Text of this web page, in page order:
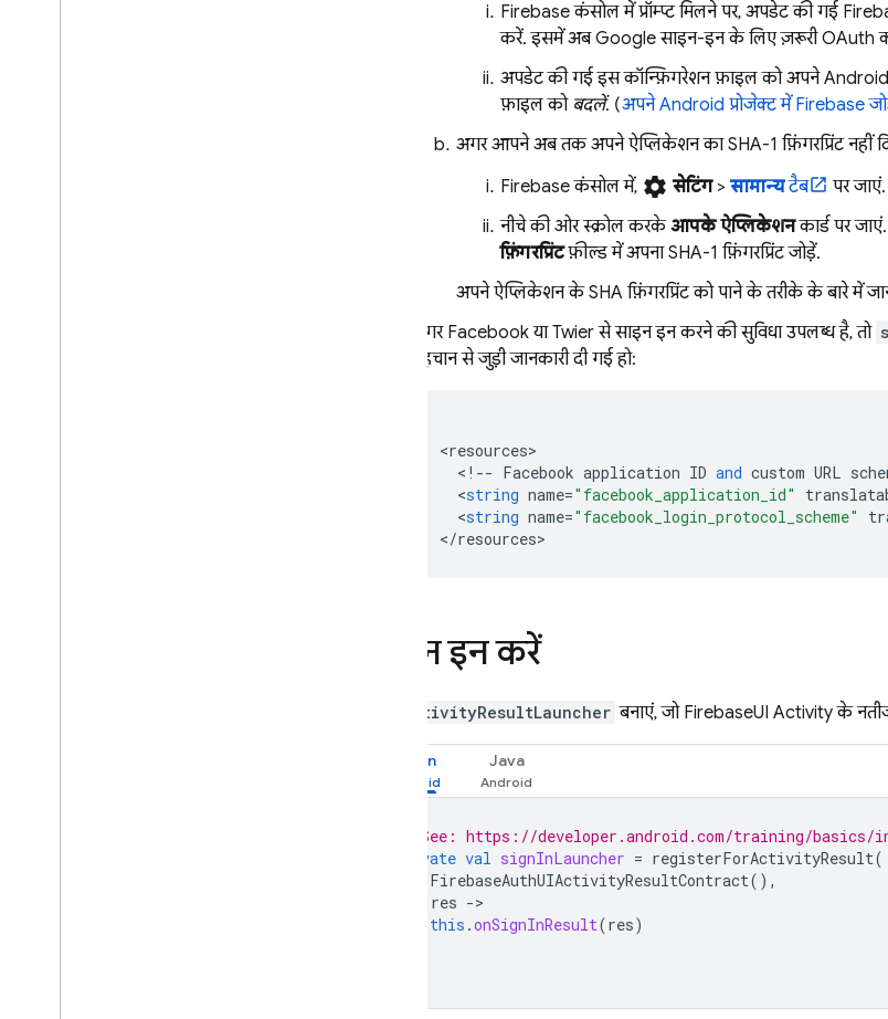
Firebaseकंसोल में प्रॉम्प्ट मिलने पर, अपडेट की गई
करें. इसमें अब Google साइन-इन के लिए ज़रूरी OAuth
अपडेट की गई इस कॉन्फ़िगरेशन फ़ाइल को अपने Android
फ़ाइल को बदलें. (अपने Android प्रोजेक्ट में Firebase
अगर आपने अब तक अपने ऐप्लिकेशन का SHA-1 फ़िंगरप्रिंट नहीं
Firebaseकंसोल में, settings सेटिंग> सामान्यटैब
पर जाएं.
नीचे की ओर स्क्रोल करकेआपके ऐप्लिकेशनकार्ड पर
फ़िंगरप्रिंटफ़ील्ड में अपना SHA-1 फ़िंगरप्रिंट जोड़ें.
अपने ऐप्लिकेशन के SHA फ़िंगरप्रिंट को पाने के तरीके के बारे में
अगर Facebook या Twitter से साइन इन करने की सुविधा उपलब्ध है, तो
पहचान से जुड़ी जानकारी दी गई हो:
<resources>
< !-- Facebook application ID and custom URL
<string name="facebook_application_id"
<string name="facebook_login_protocol_scheme"
</resources>
साइन इन करें
ActivityResultLauncher बनाएं, जो FirebaseUI Activity के
Kotlin Java
// See: https://developer.android.com/training/
private val signInLauncher = registerForActivityResult(
FirebaseAuthUIActivityResultContract(),
res -
this .onSignInResult(res)